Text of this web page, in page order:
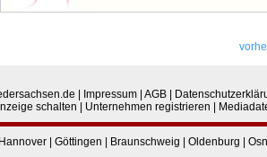
| Impressum | AGB |
schalten | Unternehmen registrieren |
Hannover | Göttingen | Braunschweig | Oldenburg |